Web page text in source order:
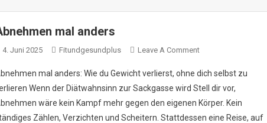
mal anders
4. Juni 2025 Fitundgesundplus Leave A CommentOn
Mal
Anders
mal anders: Wie du Gewicht verlierst, ohne dich selbst zu
Wenn der Diätwahnsinn zur Sackgasse wird Stell dir vor,
wäre kein Kampf mehr gegen den eigenen Körper. Kein
Zählen, Verzichten und Scheitern. Stattdessen eine Reise, auf